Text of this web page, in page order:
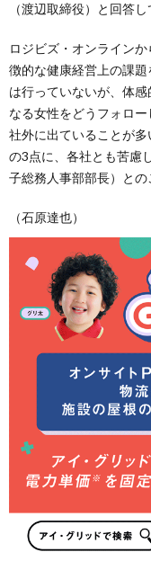
（渡辺取締役）と回答し
ロジビズ・オンライン
徴的な健康経営上の課
は行っていないが、体
なる女性をどうフォロ
社外に出ていることが
の3点に、各社とも苦慮
子総務人事部部長）との
（石原達也）